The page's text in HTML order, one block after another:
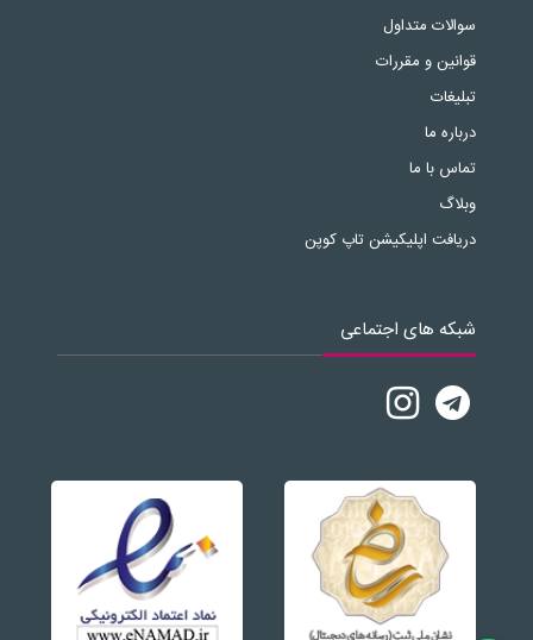
سوالات متداول
قوانین و مقررات
تبلیغات
درباره ما
تماس با ما
وبلاگ
دریافت اپلیکیشن تاپ کوپن
شبکه های اجتماعی